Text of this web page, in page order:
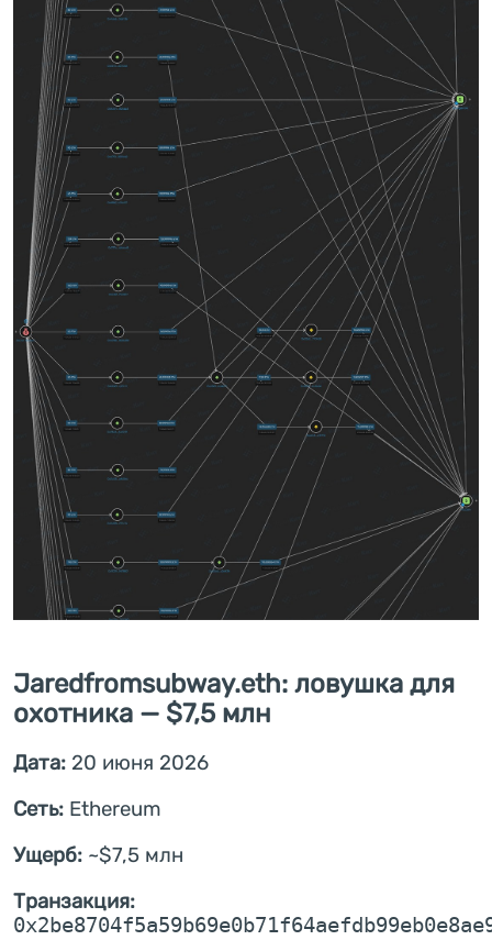
Jaredfromsubway.eth: ловушка для
охотника — $7,5 млн
Дата: 20 июня 2026
Сеть: Ethereum
Ущерб: ~$7,5 млн
Транзакция: